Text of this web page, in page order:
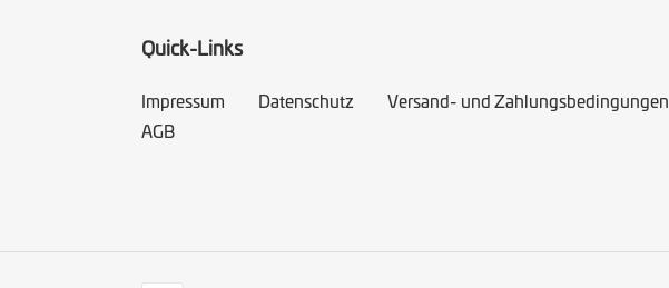
Quick-Links
Impressum Datenschutz
Versand- und Zahlungsbedingungen
AGB